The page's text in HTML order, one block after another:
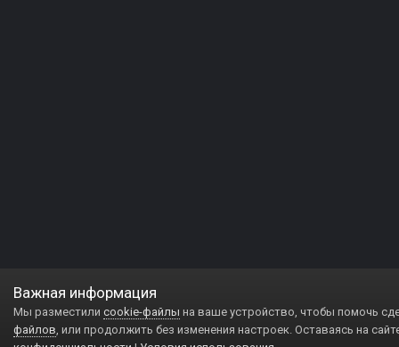
Важная информация
Мы разместили cookie-файлы на ваше устройство, чтобы помочь
файлов, или продолжить без изменения настроек. Оставаясь на